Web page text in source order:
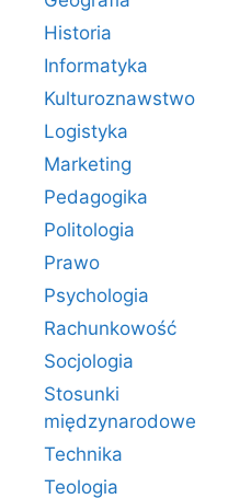
Historia
Informatyka
Kulturoznawstwo
Logistyka
Marketing
Pedagogika
Politologia
Prawo
Psychologia
Rachunkowość
Socjologia
Stosunki
międzynarodowe
Technika
Teologia